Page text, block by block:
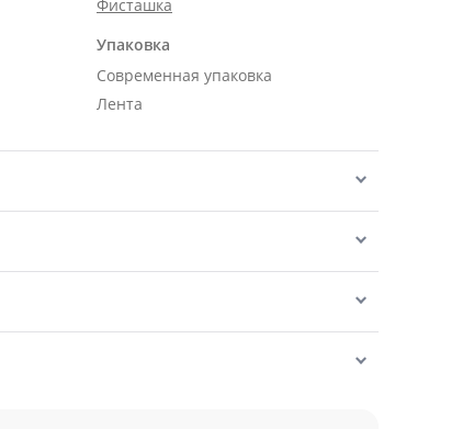
Фисташка
Упаковка
Современная упаковка
Лента